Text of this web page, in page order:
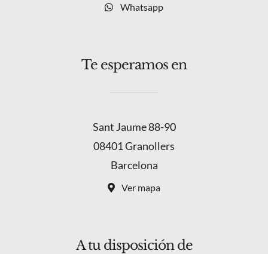
Whatsapp
Te esperamos en
Sant Jaume 88-90
08401 Granollers
Barcelona
Ver mapa
A tu disposición de